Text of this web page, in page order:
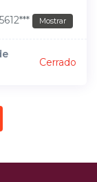
Mostrar
Cerrado